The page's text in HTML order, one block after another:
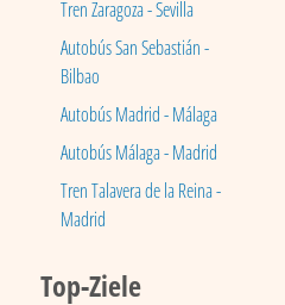
Tren Zaragoza - Sevilla
Autobús San Sebastián -
Bilbao
Autobús Madrid - Málaga
Autobús Málaga - Madrid
Tren Talavera de la Reina -
Madrid
Top-Ziele